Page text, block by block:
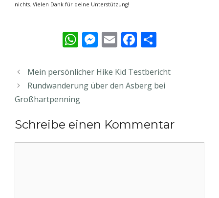
nichts. Vielen Dank für deine Unterstützung!
W
at
s
p
p
M
ss
e
g
er
E
ai
l
F
e
b
o
k
le
n
Mein persönlicher Hike Kid Testbericht
Rundwanderung über den Asberg bei
Großhartpenning
Schreibe einen Kommentar